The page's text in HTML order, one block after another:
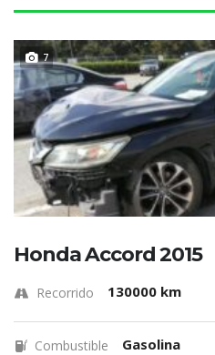
7
Honda Accord 2015
Recorrido 130000 km
Combustible Gasolina